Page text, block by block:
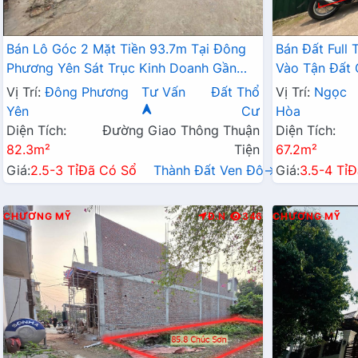
Bán Lô Góc 2 Mặt Tiền 93.7m Tại Đông
Phương Yên Sát Trục Kinh Doanh Gần
QL6A Đang Mở Rộng
Vị Trí: Đông Phương
Yên
Tư Vấn
Đất Thổ
Cư
Diện Tích:
82.3m²
Đường Giao Thông Thuận
Tiện
Giá:2.5-3 TỉĐã Có Sổ Thành Đất Ven Đô→
Bán Đất Full
Vào Tận Đất
Ngay Trung
Vị Trí: Ngọc
Hòa
Diện Tích:
67.2m²
Giá:3.5-4 Tỉ
CHƯƠNG MỸ Đ.N 346 CHƯƠNG MỸ